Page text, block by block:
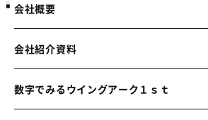
会社概要
会社紹介資料
数字でみるウイングアーク１ｓｔ